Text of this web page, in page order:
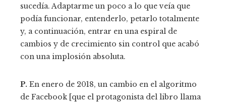
sucedía. Adaptarme un poco a lo que veía que
podía funcionar, entenderlo, petarlo totalmente
y, a continuación, entrar en una espiral de
cambios y de crecimiento sin control que acabó
con una implosión absoluta.
P. En enero de 2018, un cambio en el algoritmo
de Facebook [que el protagonista del libro llama